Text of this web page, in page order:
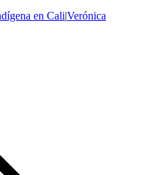
en Cali|Verónica